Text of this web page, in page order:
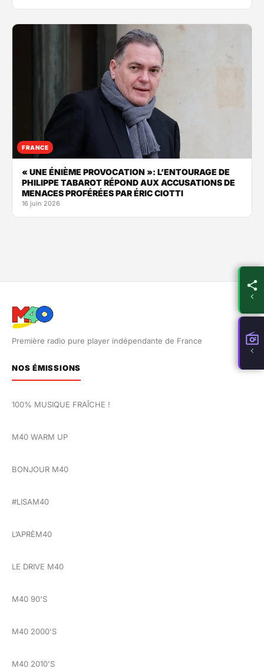
FRANCE
« UNE ÉNIÈME PROVOCATION »: L’ENTOURAGE DE
PHILIPPE TABAROT RÉPOND AUX ACCUSATIONS DE
MENACES PROFÉRÉES PAR ÉRIC CIOTTI
16 juin 2026
Première radio pure player indépendante de France
NOS ÉMISSIONS
100% MUSIQUE FRAÎCHE !
M40 WARM UP
BONJOUR M40
#LISAM40
L’APRÈM40
LE DRIVE M40
M40 90'S
M40 2000'S
M40 2010'S